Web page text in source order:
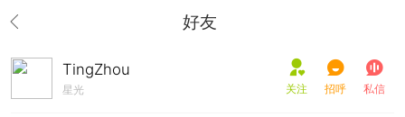
好友
关注 招呼 私信
TingZhou
星光